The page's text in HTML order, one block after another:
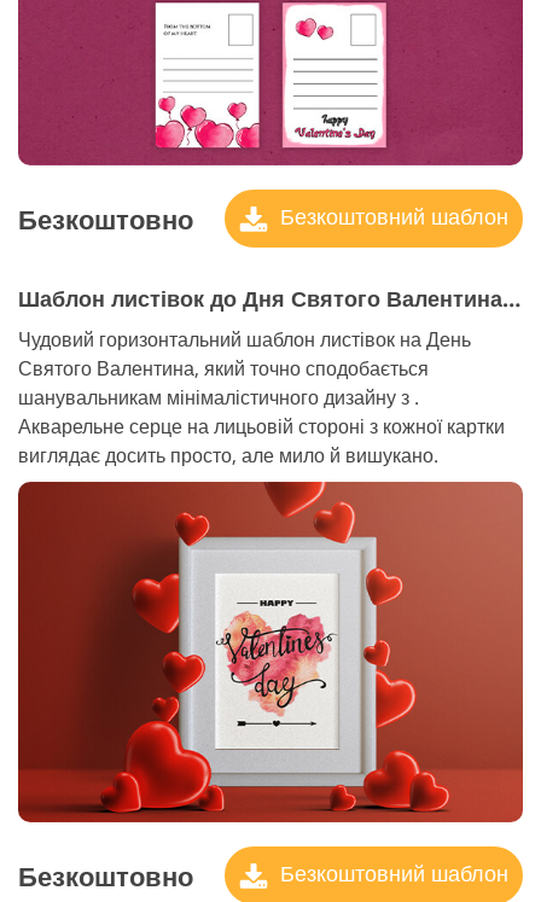
Безкоштовно Безкоштовний шаблон
Шаблон листівок до Дня Святого Валентина №2 "Happy Valentine"s Day"
Чудовий горизонтальний шаблон листівок на День
Святого Валентина, який точно сподобається
шанувальникам мінімалістичного дизайну з .
Акварельне серце на лицьовій стороні з кожної картки
виглядає досить просто, але мило й вишукано.
Безкоштовно Безкоштовний шаблон